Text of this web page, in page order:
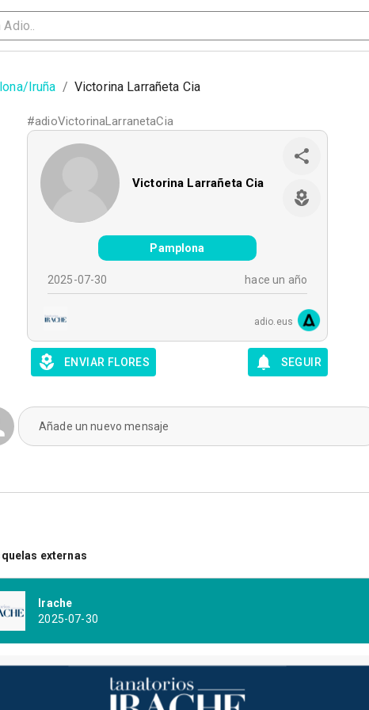
Iruña / Victorina Larrañeta Cia
#adioVictorinaLarranetaCia
Victorina Larrañeta Cia
Pamplona
2025-07-30 hace un año
adio.eus
ENVIAR FLORES SEGUIR
Añade un nuevo mensaje
externas
Irache
2025-07-30